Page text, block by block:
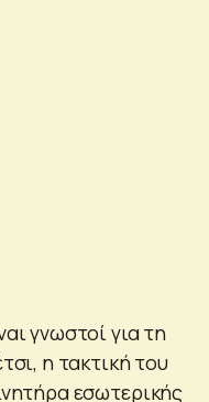
γνωστοί για τη
η τακτική του
εσωτερικής